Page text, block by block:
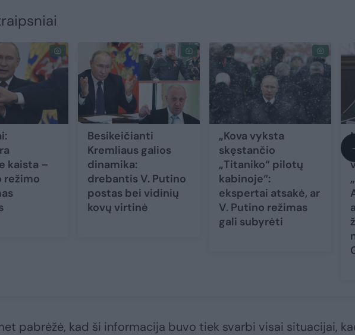
kaista –
režimo
Besikeičianti
Kremliaus galios
dinamika:
drebantis V. Putino
postas bei vidinių
kovų virtinė
„Kova vyksta
skęstančio
„Titaniko“ pilotų
kabinoje“:
ekspertai atsakė, ar
V. Putino režimas
gali subyrėti
pabrėžė, kad ši informacija buvo tiek svarbi visai situacijai,